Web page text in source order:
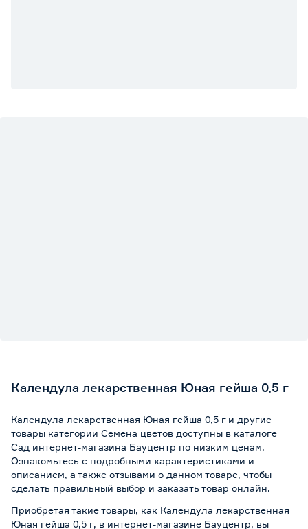
Календула лекарственная Юная гейша 0,5 г
Календула лекарственная Юная гейша 0,5 г и другие
товары категории Семена цветов доступны в каталоге
Сад интернет-магазина Бауцентр по низким ценам.
Ознакомьтесь с подробными характеристиками и
описанием, а также отзывами о данном товаре, чтобы
сделать правильный выбор и заказать товар онлайн.
Приобретая такие товары, как Календула лекарственная
Юная гейша 0,5 г, в интернет-магазине Бауцентр, вы